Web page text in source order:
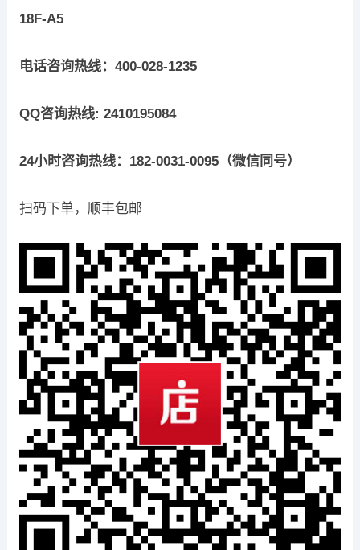
18F-A5
电话咨询热线：400-028-1235
QQ咨询热线: 2410195084
24小时咨询热线：182-0031-0095（微信同号）
扫码下单，顺丰包邮